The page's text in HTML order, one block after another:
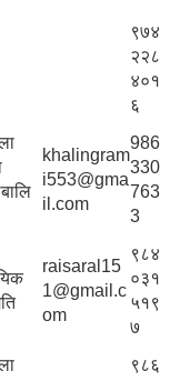
९७४
२२८
४०१
६
khalingram
i553@gma
il.com
986
330
763
3
raisaral15
1@gmail.c
om
९८४
०३१
५१९
७
९८६